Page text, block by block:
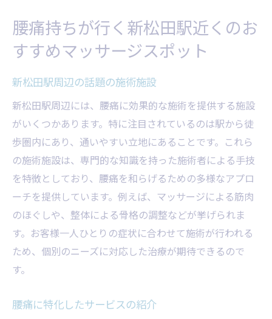
腰痛持ちが行く新松田駅近くのお
すすめマッサージスポット
新松田駅周辺の話題の施術施設
新松田駅周辺には、腰痛に効果的な施術を提供する施設
がいくつかあります。特に注目されているのは駅から徒
歩圏内にあり、通いやすい立地にあることです。これら
の施術施設は、専門的な知識を持った施術者による手技
を特徴としており、腰痛を和らげるための多様なアプロ
ーチを提供しています。例えば、マッサージによる筋肉
のほぐしや、整体による骨格の調整などが挙げられま
す。お客様一人ひとりの症状に合わせて施術が行われる
ため、個別のニーズに対応した治療が期待できるので
す。
腰痛に特化したサービスの紹介